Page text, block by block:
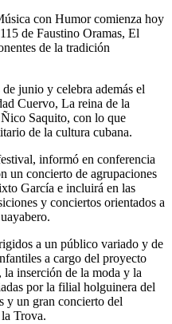
con Humor comienza hoy
de Faustino Oramas, El
de la tradición
junio y celebra además el
Cuervo, La reina de la
Saquito, con lo que
de la cultura cubana.
informó en conferencia
un concierto de agrupaciones
García e incluirá en las
y conciertos orientados a
a un público variado y de
a cargo del proyecto
inserción de la moda y la
por la filial holguinera del
y un gran concierto del
Trova.